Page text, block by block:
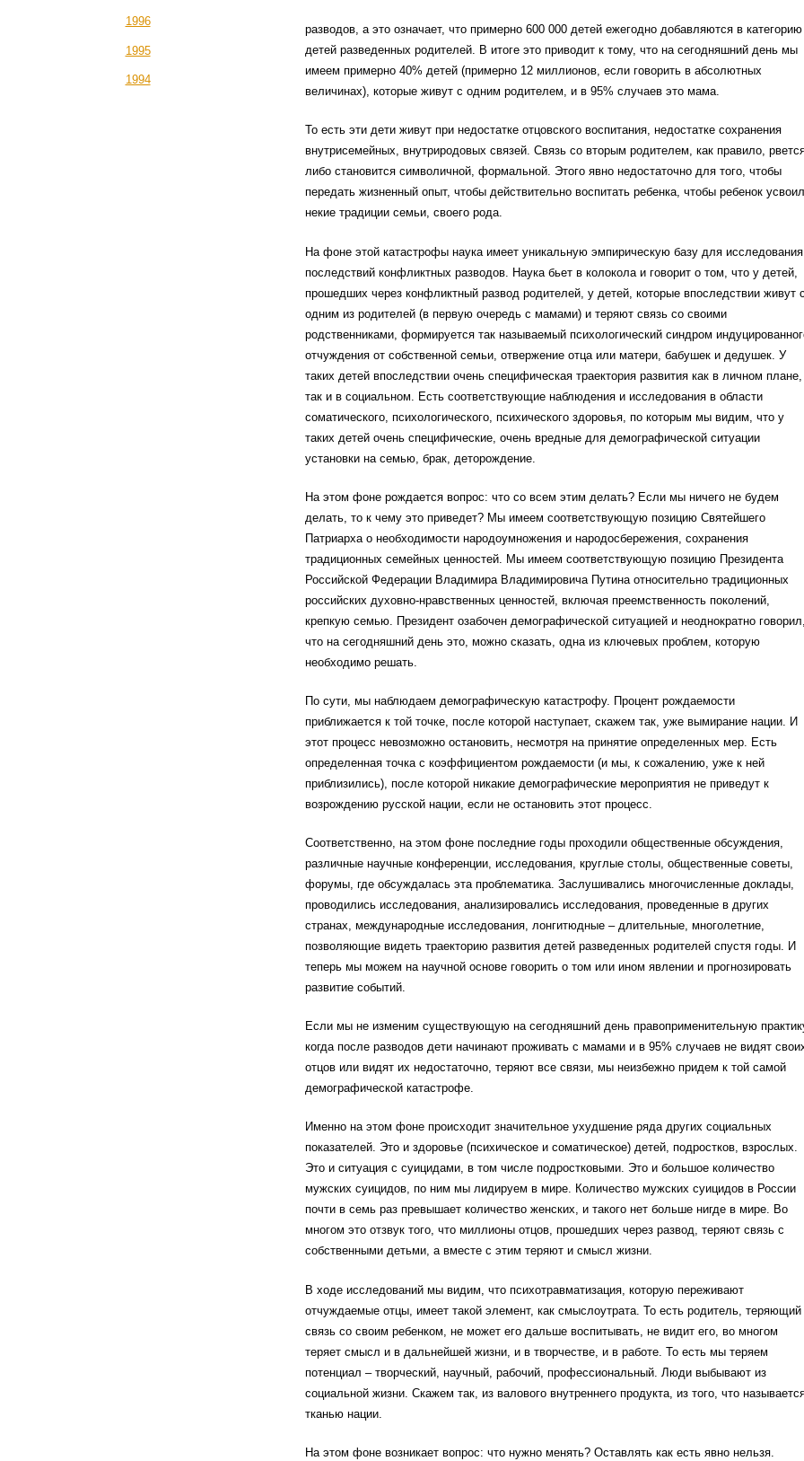
1996
1995
1994
разводов, а это означает, что примерно 600 000 детей ежегодно добавляются в категорию
детей разведенных родителей. В итоге это приводит к тому, что на сегодняшний день мы
имеем примерно 40% детей (примерно 12 миллионов, если говорить в абсолютных
величинах), которые живут с одним родителем, и в 95% случаев это мама.
То есть эти дети живут при недостатке отцовского воспитания, недостатке сохранения
внутрисемейных, внутриродовых связей. Связь со вторым родителем, как правило,
либо становится символичной, формальной. Этого явно недостаточно для того, чтобы
передать жизненный опыт, чтобы действительно воспитать ребенка, чтобы ребенок усвоил
некие традиции семьи, своего рода.
На фоне этой катастрофы наука имеет уникальную эмпирическую базу для исследования
последствий конфликтных разводов. Наука бьет в колокола и говорит о том, что у детей,
прошедших через конфликтный развод родителей, у детей, которые впоследствии живут
одним из родителей (в первую очередь с мамами) и теряют связь со своими
родственниками, формируется так называемый психологический синдром
отчуждения от собственной семьи, отвержение отца или матери, бабушек и дедушек. У
таких детей впоследствии очень специфическая траектория развития как в личном плане,
так и в социальном. Есть соответствующие наблюдения и исследования в области
соматического, психологического, психического здоровья, по которым мы видим, что у
таких детей очень специфические, очень вредные для демографической ситуации
установки на семью, брак, деторождение.
На этом фоне рождается вопрос: что со всем этим делать? Если мы ничего не будем
делать, то к чему это приведет? Мы имеем соответствующую позицию Святейшего
Патриарха о необходимости народоумножения и народосбережения, сохранения
традиционных семейных ценностей. Мы имеем соответствующую позицию Президента
Российской Федерации Владимира Владимировича Путина относительно традиционных
российских духовно-нравственных ценностей, включая преемственность поколений,
крепкую семью. Президент озабочен демографической ситуацией и неоднократно
что на сегодняшний день это, можно сказать, одна из ключевых проблем, которую
необходимо решать.
По сути, мы наблюдаем демографическую катастрофу. Процент рождаемости
приближается к той точке, после которой наступает, скажем так, уже вымирание нации. И
этот процесс невозможно остановить, несмотря на принятие определенных мер. Есть
определенная точка с коэффициентом рождаемости (и мы, к сожалению, уже к ней
приблизились), после которой никакие демографические мероприятия не приведут к
возрождению русской нации, если не остановить этот процесс.
Соответственно, на этом фоне последние годы проходили общественные обсуждения,
различные научные конференции, исследования, круглые столы, общественные советы,
форумы, где обсуждалась эта проблематика. Заслушивались многочисленные доклады,
проводились исследования, анализировались исследования, проведенные в других
странах, международные исследования, лонгитюдные – длительные, многолетние,
позволяющие видеть траекторию развития детей разведенных родителей спустя годы. И
теперь мы можем на научной основе говорить о том или ином явлении и прогнозировать
развитие событий.
Если мы не изменим существующую на сегодняшний день правоприменительную
когда после разводов дети начинают проживать с мамами и в 95% случаев не видят
отцов или видят их недостаточно, теряют все связи, мы неизбежно придем к той самой
демографической катастрофе.
Именно на этом фоне происходит значительное ухудшение ряда других социальных
показателей. Это и здоровье (психическое и соматическое) детей, подростков, взрослых.
Это и ситуация с суицидами, в том числе подростковыми. Это и большое количество
мужских суицидов, по ним мы лидируем в мире. Количество мужских суицидов в России
почти в семь раз превышает количество женских, и такого нет больше нигде в мире. Во
многом это отзвук того, что миллионы отцов, прошедших через развод, теряют связь с
собственными детьми, а вместе с этим теряют и смысл жизни.
В ходе исследований мы видим, что психотравматизация, которую переживают
отчуждаемые отцы, имеет такой элемент, как смыслоутрата. То есть родитель, теряющий
связь со своим ребенком, не может его дальше воспитывать, не видит его, во многом
теряет смысл и в дальнейшей жизни, и в творчестве, и в работе. То есть мы теряем
потенциал – творческий, научный, рабочий, профессиональный. Люди выбывают из
социальной жизни. Скажем так, из валового внутреннего продукта, из того, что
тканью нации.
На этом фоне возникает вопрос: что нужно менять? Оставлять как есть явно нельзя.